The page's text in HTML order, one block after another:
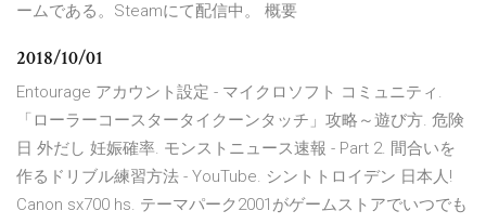
ームである。Steamにて配信中。 概要
2018/10/01
Entourage アカウント設定 - マイクロソフト コミュニティ.
「ローラーコースタータイクーンタッチ」攻略～遊び方. 危険
日 外だし 妊娠確率. モンストニュース速報 - Part 2. 間合いを
作るドリブル練習方法 - YouTube. シントトロイデン 日本人!
Canon sx700 hs. テーマパーク2001がゲームストアでいつでも